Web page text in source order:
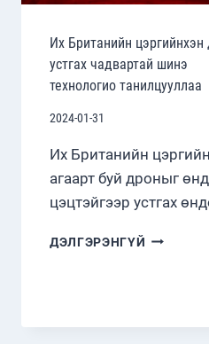
Их Британийн цэргийнхэн
устгах чадвартай шинэ
технологио танилцууллаа
2024-01-31
Их Британийн
агаарт буй дроныг
цэцтэйгээр устгах
ДЭЛГЭРЭНГҮЙ ИХ